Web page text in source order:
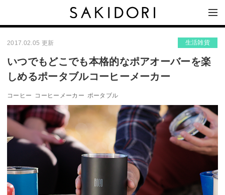
2017.02.05 更新 生活雑貨
いつでもどこでも本格的なポアオーバーを楽
しめるポータブルコーヒーメーカー
コーヒー コーヒーメーカー ポータブル